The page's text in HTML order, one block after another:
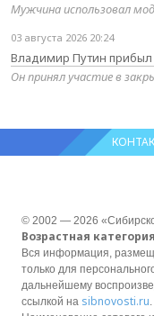
Мужчина использовал
03 августа 2026 20:24
Владимир Путин прибыл
Он принял участие в
© 2002 — 2026
Возрастная
Вся информация,
только для
дальнейшему
ссылкой на sibnovosti.ru.